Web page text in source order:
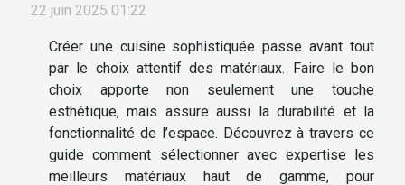
22 juin 2025 01:22
Créer une cuisine sophistiquée passe avant tout
par le choix attentif des matériaux. Faire le bon
choix apporte non seulement une touche
esthétique, mais assure aussi la durabilité et la
fonctionnalité de l’espace. Découvrez à travers ce
guide comment sélectionner avec expertise les
meilleurs matériaux haut de gamme, pour